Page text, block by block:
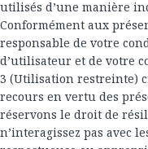
utilisés d’une manière
Conformément aux
responsable de votre
d’utilisateur et de votre
3 (Utilisation restreinte)
recours en vertu des
réservons le droit de
n’interagissez pas avec